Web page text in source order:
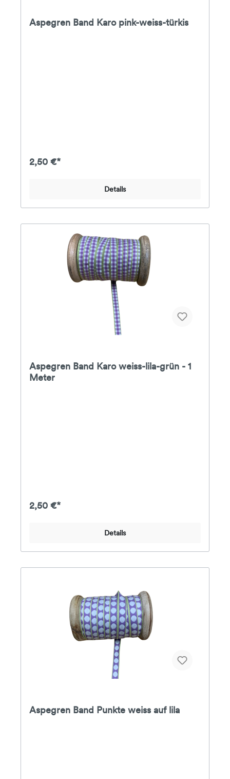
Aspegren Band Karo pink-weiss-türkis
2,50 €*
Details
Aspegren Band Karo weiss-lila-grün - 1
Meter
2,50 €*
Details
Aspegren Band Punkte weiss auf lila